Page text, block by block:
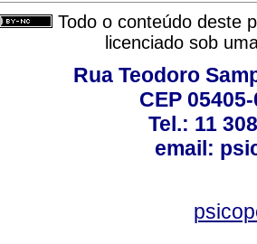
Todo o conteúdo deste
licenciado sob
Rua Teodoro
CEP
Tel.: 11
email: